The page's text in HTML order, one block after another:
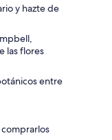
y hazte de
las flores
entre